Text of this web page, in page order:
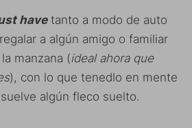
havetanto a modo de auto
a algún amigo o familiar
manzana (ideal ahora que
), con lo que tenedlo en mente
algún fleco suelto.